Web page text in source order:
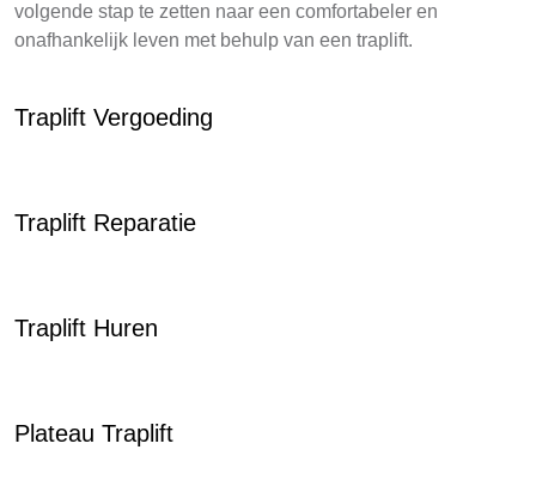
volgende stap te zetten naar een comfortabeler en
onafhankelijk leven met behulp van een traplift.
Traplift Vergoeding
Traplift Reparatie
Traplift Huren
Plateau Traplift